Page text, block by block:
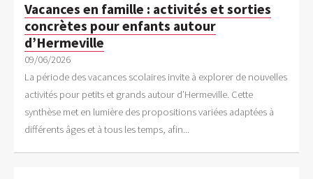
Vacances en famille : activités et sorties
concrètes pour enfants autour
d’Hermeville
09/06/2026
La période des vacances scolaires invite à explorer de nouvelles
activités pour petits et grands autour d’Hermeville. Cette
synthèse met en lumière des propositions variées adaptées à
différents âges et à tous les temps, afin...